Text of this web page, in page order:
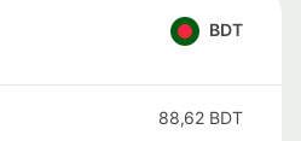
BDT
88,62 BDT